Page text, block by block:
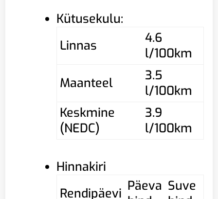
Kütusekulu:
Linnas
4.6
l/100km
Maanteel
3.5
l/100km
Keskmine
(NEDC)
3.9
l/100km
Hinnakiri
Rendipäevi Päeva Suve